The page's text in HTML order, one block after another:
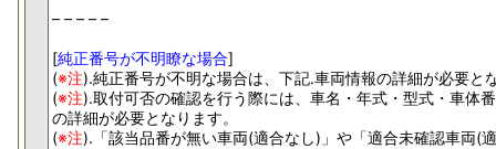
– – – – –
[純正番号が不明瞭な場合]
(※注).純正番号が不明な場合は、下記.車両情報の詳細が必要
(※注).取付可否の確認を行う際には、車名・年式・型式・車体
の詳細が必要となります。
(※注).「該当品番が無い車両(適合なし)」や「適合未確認車両(